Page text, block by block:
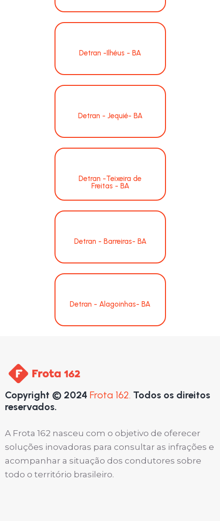
Detran -Ilhéus - BA
Detran - Jequié- BA
Detran -Teixeira de
Freitas - BA
Detran - Barreiras- BA
Detran - Alagoinhas- BA
Copyright © 2024 Frota 162. Todos os direitos
reservados.
A Frota 162 nasceu com o objetivo de oferecer
soluções inovadoras para consultar as infrações e
acompanhar a situação dos condutores sobre
todo o território brasileiro.